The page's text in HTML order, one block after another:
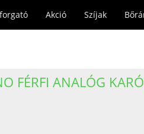
Akció Szíjak
FÉRFI ANALÓG